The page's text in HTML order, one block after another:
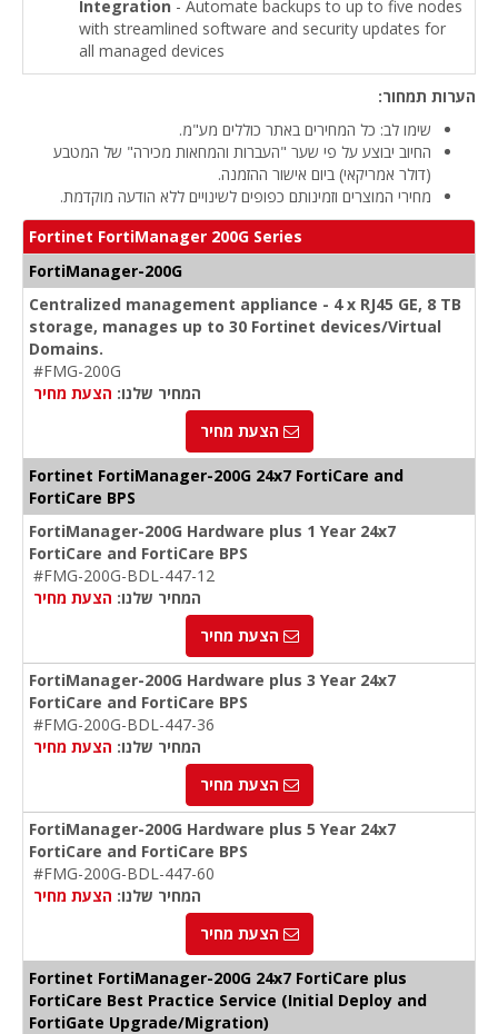
Integration - Automate backups to up to five nodes
with streamlined software and security updates for
all managed devices
הערות תמחור:
שימו לב: כל המחירים באתר כוללים מע"מ.
החיוב יבוצע על פי שער "העברות והמחאות מכירה" של המטבע
(דולר אמריקאי) ביום אישור ההזמנה.
מחירי המוצרים וזמינותם כפופים לשינויים ללא הודעה מוקדמת.
Fortinet FortiManager 200G Series
FortiManager-200G
Centralized management appliance - 4 x RJ45 GE, 8 TB
storage, manages up to 30 Fortinet devices/Virtual
Domains.
#FMG-200G
המחיר שלנו: הצעת מחיר
הצעת מחיר
Fortinet FortiManager-200G 24x7 FortiCare and
FortiCare BPS
FortiManager-200G Hardware plus 1 Year 24x7
FortiCare and FortiCare BPS
#FMG-200G-BDL-447-12
המחיר שלנו: הצעת מחיר
הצעת מחיר
FortiManager-200G Hardware plus 3 Year 24x7
FortiCare and FortiCare BPS
#FMG-200G-BDL-447-36
המחיר שלנו: הצעת מחיר
הצעת מחיר
FortiManager-200G Hardware plus 5 Year 24x7
FortiCare and FortiCare BPS
#FMG-200G-BDL-447-60
המחיר שלנו: הצעת מחיר
הצעת מחיר
Fortinet FortiManager-200G 24x7 FortiCare plus
FortiCare Best Practice Service (Initial Deploy and
FortiGate Upgrade/Migration)